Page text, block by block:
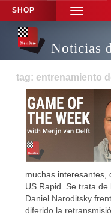
SHOP
TOGGLE
Noticias
tag: entrenamiento
muchas interesantes,
US Rapid. Se trata
Daniel Naroditsky
diferido la